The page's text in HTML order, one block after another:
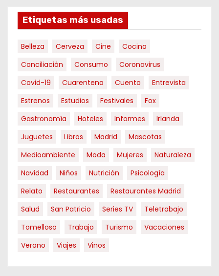
Etiquetas más usadas
Belleza Cerveza Cine
Cocina
Conciliación
Consumo
Coronavirus
Covid-19
Cuarentena Cuento
Entrevista
Estrenos
Estudios Festivales
Fox
Gastronomía
Hoteles Informes
Irlanda
Juguetes
Libros Madrid
Mascotas
Medioambiente
Moda Mujeres
Naturaleza
Navidad
Niños Nutrición
Psicología
Relato
Restaurantes
Restaurantes Madrid
Salud
San Patricio Series TV
Teletrabajo
Tomelloso
Trabajo Turismo
Vacaciones
Verano
Viajes Vinos